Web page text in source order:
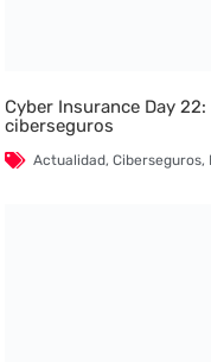
Cyber Insurance Day
ciberseguros
Actualidad,Ciberseguros,